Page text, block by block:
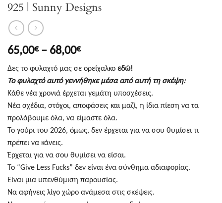
925 | Sunny Designs
65,00€ – 68,00€Price
65,00€
through
68,00€
Δες το φυλαχτό μας σε ορείχαλκο εδώ!
Το φυλαχτό αυτό γεννήθηκε μέσα από αυτή τη σκέψη:
Κάθε νέα χρονιά έρχεται γεμάτη υποσχέσεις.
Νέα σχέδια, στόχοι, αποφάσεις και μαζί, η ίδια πίεση να τα
προλάβουμε όλα, να είμαστε όλα.
Το γούρι του 2026, όμως, δεν έρχεται για να σου θυμίσει τι
πρέπει να κάνεις.
Έρχεται για να σου θυμίσει να είσαι.
Το “Give Less Fucks” δεν είναι ένα σύνθημα αδιαφορίας.
Είναι μια υπενθύμιση παρουσίας.
Να αφήνεις λίγο χώρο ανάμεσα στις σκέψεις.